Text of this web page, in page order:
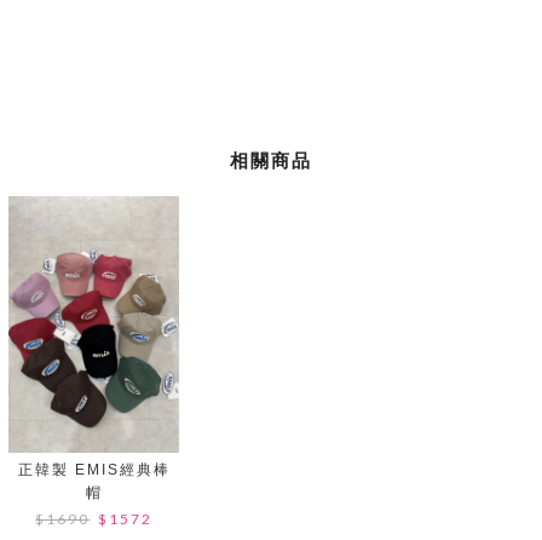
相關商品
正韓製 EMIS經典棒
帽
$1690 $1572